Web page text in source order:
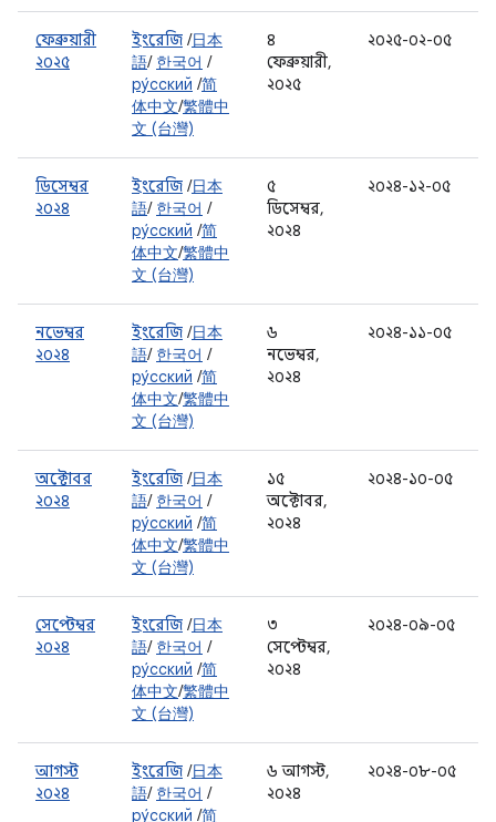
ফেব্রুয়ারী
২০২৫
ইংরেজি /日本
語/ 한국어 /
ру́сский /简
体中文/繁體中
文 (台灣)
৪
ফেব্রুয়ারী,
২০২৫
২০২৫-০২-০৫
ডিসেম্বর
২০২৪
ইংরেজি /日本
語/ 한국어 /
ру́сский /简
体中文/繁體中
文 (台灣)
৫
ডিসেম্বর,
২০২৪
২০২৪-১২-০৫
নভেম্বর
২০২৪
ইংরেজি /日本
語/ 한국어 /
ру́сский /简
体中文/繁體中
文 (台灣)
৬
নভেম্বর,
২০২৪
২০২৪-১১-০৫
অক্টোবর
২০২৪
ইংরেজি /日本
語/ 한국어 /
ру́сский /简
体中文/繁體中
文 (台灣)
১৫
অক্টোবর,
২০২৪
২০২৪-১০-০৫
সেপ্টেম্বর
২০২৪
ইংরেজি /日本
語/ 한국어 /
ру́сский /简
体中文/繁體中
文 (台灣)
৩
সেপ্টেম্বর,
২০২৪
২০২৪-০৯-০৫
আগস্ট
২০২৪
ইংরেজি /日本
語/ 한국어 /
ру́сский /简
৬ আগস্ট,
২০২৪
২০২৪-০৮-০৫